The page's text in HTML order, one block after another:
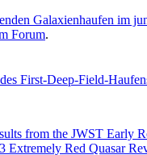
Galaxienhaufen im
Forum.
First-Deep-Field-
from the JWST Early
Extremely Red Quasar